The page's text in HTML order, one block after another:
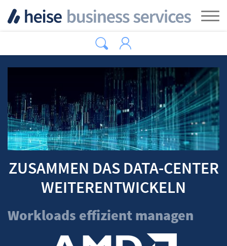
ZUSAMMEN DAS DATA-CENTER
WEITERENTWICKELN
Workloads effizient managen